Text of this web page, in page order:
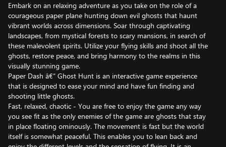
Embark on an relaxing adventure as you take on the role of a
courageous paper plane hunting down evil ghosts that haunt
vibrant worlds across dimensions. Soar through captivating
landscapes, from mystical forests to scary mansions, in search of
these malevolent spirits. Utilize your flying skills and shoot all the
ghosts, restore peace, and bring harmony to the realms in this
visually stunning game.
Paper Dash â€“ Ghost Hunt is an interactive game experience
that is designed to ease your mind and have fun finding and
shooting little ghosts.
Fast, relaxed, chaotic - You are free to enjoy the game any way
you see fit as the only enemies of the game are ghosts that stay
in place floating ominously. The movement is fast but the world
itself is somewhat peaceful. This enables you to lean back and